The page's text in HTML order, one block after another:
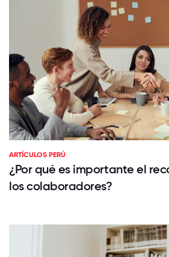
ARTÍCULOS PERÚ
¿Por qué es importante el
los colaboradores?